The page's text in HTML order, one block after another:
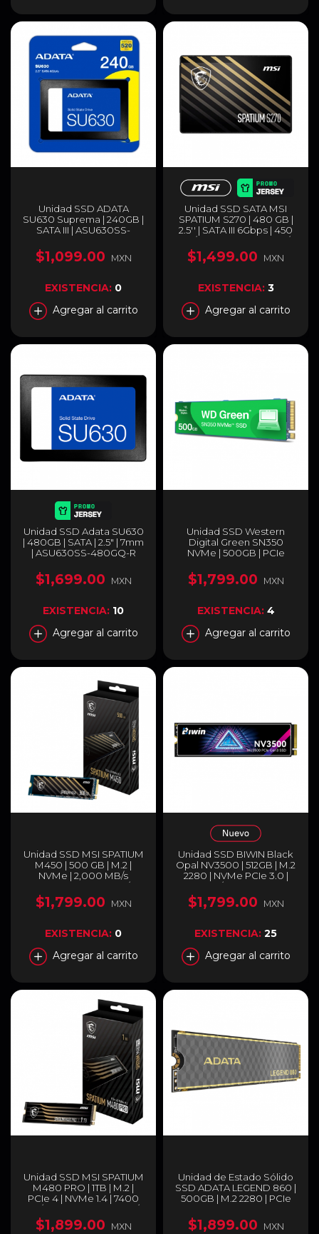
Unidad SSD ADATA
SU630 Suprema | 240GB |
SATA III | ASU630SS-
$1,099.00 MXN
EXISTENCIA: 0
Agregar al carrito
Unidad SSD SATA MSI
SPATIUM S270 | 480 GB |
2.5'' | SATA III 6Gbps | 450
MB/s Escritura | 500 MB/s
Lectura | Negro | SPATIUM
S270 SATA 2.5" 480GB
$1,499.00 MXN
EXISTENCIA: 3
Agregar al carrito
Unidad SSD Adata SU630
| 480GB | SATA | 2.5" | 7mm
| ASU630SS-480GQ-R
$1,699.00 MXN
EXISTENCIA: 10
Agregar al carrito
Unidad SSD Western
Digital Green SN350
NVMe | 500GB | PCIe
WDS500G2G0C
$1,799.00 MXN
EXISTENCIA: 4
Agregar al carrito
Unidad SSD MSI SPATIUM
M450 | 500 GB | M.2 |
NVMe | 2,000 MB/s
Escritura | 3,000 MB/s
Lectura | PCI Express 4.0 |
SPATIUM M450 PCIE 4.0
$1,799.00 MXN
EXISTENCIA: 0
Agregar al carrito
Unidad SSD BIWIN Black
Opal NV3500 | 512GB | M.2
2280 | NVMe PCIe 3.0 |
3,500 MB/s Lectura | 2,500
MB/s Escritura | BIWIN
NV3500 512GB SSD
$1,799.00 MXN
EXISTENCIA: 25
Agregar al carrito
Unidad SSD MSI SPATIUM
M480 PRO | 1TB | M.2 |
PCIe 4 | NVMe 1.4 | 7400
MB/s Lectura | 6000 MB/s
Escritura | SPATIUM M480
PRO PCIe 4.0 NVMe M.2
$1,899.00 MXN
Unidad de Estado Sólido
SSD ADATA LEGEND 860 |
500GB | M.2 2280 | PCIe
500GCS
$1,899.00 MXN